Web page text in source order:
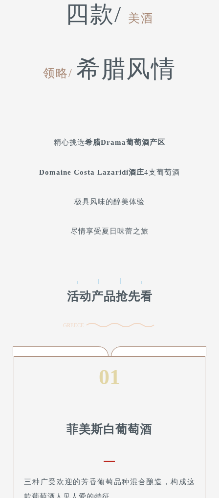
四款/ 美酒
领略/ 希腊风情
精心挑选希腊Drama葡萄酒产区
Domaine Costa Lazaridi酒庄4支葡萄酒
极具风味的醇美体验
尽情享受夏日味蕾之旅
活动产品抢先看
GREECE
01
菲美斯白葡萄酒
三种广受欢迎的芳香葡萄品种混合酿造，构成这